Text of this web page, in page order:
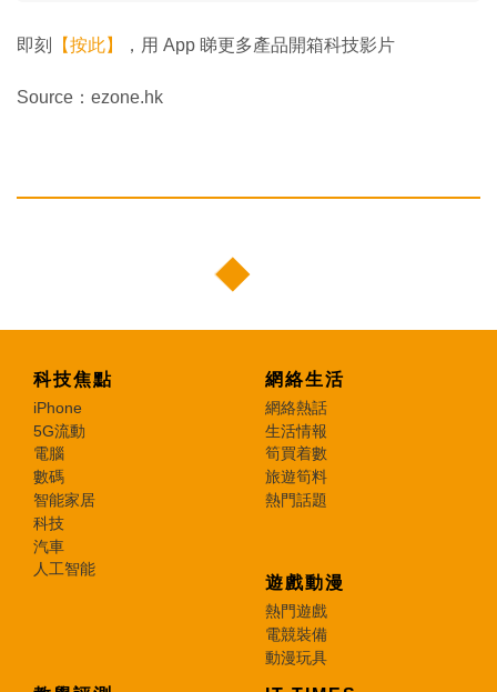
即刻 【按此】 ，用 App 睇更多產品開箱科技影片
Source：ezone.hk
科技焦點
iPhone
5G流動
電腦
數碼
智能家居
科技
汽車
人工智能
網絡生活
網絡熱話
生活情報
筍買着數
旅遊筍料
熱門話題
遊戲動漫
熱門遊戲
電競裝備
動漫玩具